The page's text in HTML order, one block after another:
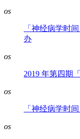
os
「神经病学时
办
os
2019 年第四期
os
「神经病学时
os